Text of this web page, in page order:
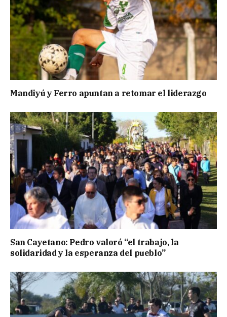
Mandiyú y Ferro apuntan a retomar el liderazgo
San Cayetano: Pedro valoró “el trabajo, la
solidaridad y la esperanza del pueblo”